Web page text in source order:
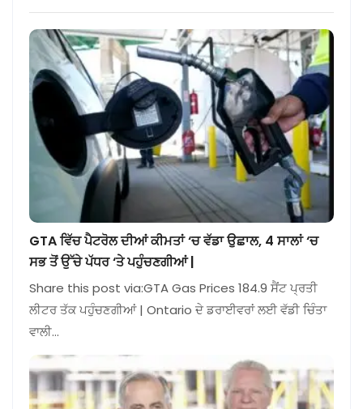
GTA ਵਿੱਚ ਪੈਟਰੋਲ ਦੀਆਂ ਕੀਮਤਾਂ ‘ਚ ਵੱਡਾ ਉਛਾਲ, 4 ਸਾਲਾਂ ‘ਚ
ਸਭ ਤੋਂ ਉੱਚੇ ਪੱਧਰ ‘ਤੇ ਪਹੁੰਚਣਗੀਆਂ |
Share this post via:GTA Gas Prices 184.9 ਸੈਂਟ ਪ੍ਰਤੀ
ਲੀਟਰ ਤੱਕ ਪਹੁੰਚਣਗੀਆਂ | Ontario ਦੇ ਡਰਾਈਵਰਾਂ ਲਈ ਵੱਡੀ ਚਿੰਤਾ
ਵਾਲੀ…